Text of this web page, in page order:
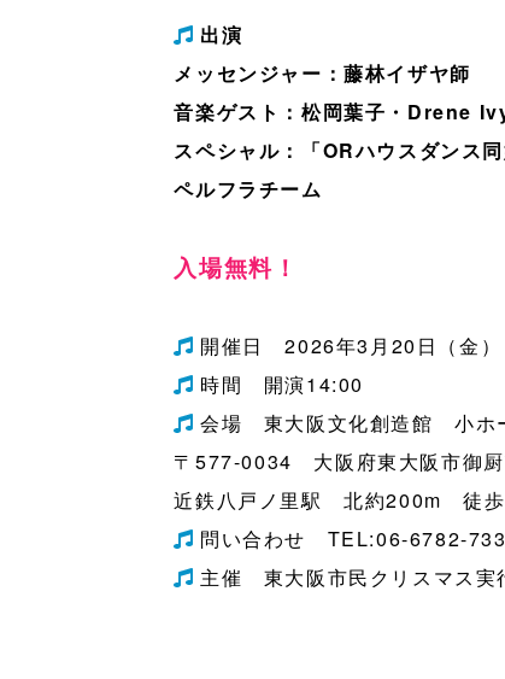
出演
メッセンジャー：藤林イザヤ師
音楽ゲスト：松岡葉子・Drene
スペシャル：「ORハウスダンス
ペルフラチーム
入場無料！
開催日 2026年3月20日（金）
時間 開演14:00
会場 東大阪文化創造館 小ホ
〒577-0034 大阪府東大阪市御厨
近鉄八戸ノ里駅 北約200m 徒
問い合わせ TEL:06-6782-
主催 東大阪市民クリスマス実